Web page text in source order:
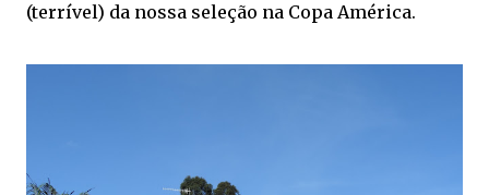
(terrível) da nossa seleção na Copa América.